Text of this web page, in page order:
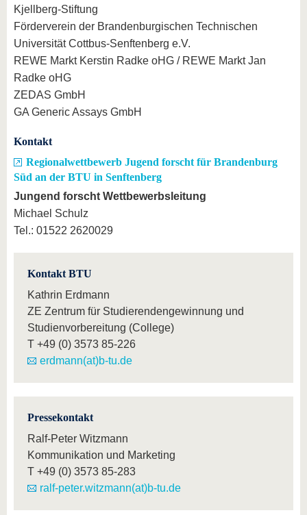
Kjellberg-Stiftung
Förderverein der Brandenburgischen Technischen
Universität Cottbus-Senftenberg e.V.
REWE Markt Kerstin Radke oHG / REWE Markt Jan
Radke oHG
ZEDAS GmbH
GA Generic Assays GmbH
Kontakt
Regionalwettbewerb Jugend forscht für Brandenburg
Süd an der BTU in Senftenberg
Jungend forscht Wettbewerbsleitung
Michael Schulz
Tel.: 01522 2620029
Kontakt BTU
Kathrin Erdmann
ZE Zentrum für Studierendengewinnung und
Studienvorbereitung (College)
T +49 (0) 3573 85-226
erdmann(at)b-tu.de
Pressekontakt
Ralf-Peter Witzmann
Kommunikation und Marketing
T +49 (0) 3573 85-283
ralf-peter.witzmann(at)b-tu.de